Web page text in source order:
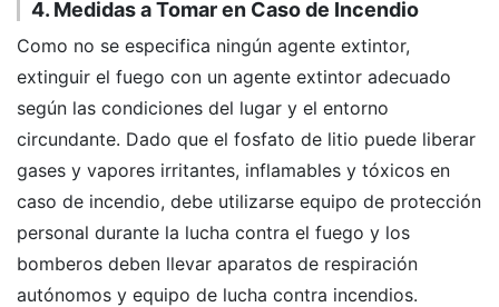
4. Medidas a Tomar en Caso de Incendio
Como no se especifica ningún agente extintor,
extinguir el fuego con un agente extintor adecuado
según las condiciones del lugar y el entorno
circundante. Dado que el fosfato de litio puede liberar
gases y vapores irritantes, inflamables y tóxicos en
caso de incendio, debe utilizarse equipo de protección
personal durante la lucha contra el fuego y los
bomberos deben llevar aparatos de respiración
autónomos y equipo de lucha contra incendios.